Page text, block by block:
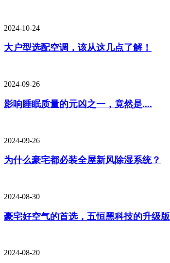
2024-10-24
大户型选配空调，该从这几点了解！
2024-09-26
影响睡眠质量的元凶之一，竟然是....
2024-09-26
为什么豪宅都必装全屋新风除湿系统？
2024-08-30
豪宅好空气的首选，五恒黑科技的升级版
2024-08-20